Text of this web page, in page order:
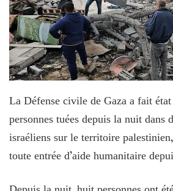
La Défense civile de Gaza a fait
personnes tuées depuis la nuit dans
israéliens sur le territoire
toute entrée d’aide humanitaire